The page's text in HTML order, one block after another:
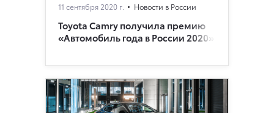
11 сентября 2020 г. Новости в России
Toyota Camry получила премию
«Автомобиль года в России 2020»